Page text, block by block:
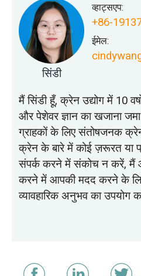
सिंडी
व्हाट्सएप:
+86-
ईमेल:
मैं सिंडी हूँ, क्रेन उद्योग में 10
और पेशेवर ज्ञान का खजाना
ग्राहकों के लिए संतोषजनक
क्रेन के बारे में कोई ज़रूरत या
संपर्क करने में संकोच न करें, मैं
करने में आपकी मदद करने के
व्यावहारिक अनुभव का उपयोग